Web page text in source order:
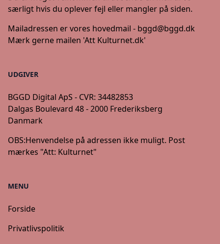
særligt hvis du oplever fejl eller mangler på siden.
Mailadressen er vores hovedmail - bggd@bggd.dk
Mærk gerne mailen 'Att Kulturnet.dk'
UDGIVER
BGGD Digital ApS - CVR: 34482853
Dalgas Boulevard 48 - 2000 Frederiksberg
Danmark
OBS:Henvendelse på adressen ikke muligt. Post
mærkes "Att: Kulturnet"
MENU
Forside
Privatlivspolitik